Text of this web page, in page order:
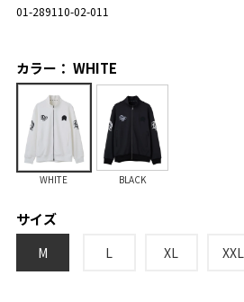
01-289110-02-011
カラー： WHITE
WHITE BLACK
サイズ
M L XL XXL